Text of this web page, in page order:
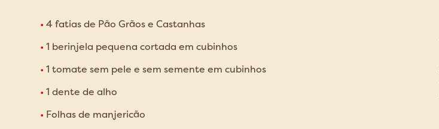
4 fatias de Pão Grãos e Castanhas
1 berinjela pequena cortada em cubinhos
1 tomate sem pele e sem semente em cubinhos
1 dente de alho
Folhas de manjericão